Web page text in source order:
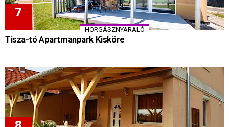
HORGÁSZNYARALÓ
Tisza-tó Apartmanpark Kisköre